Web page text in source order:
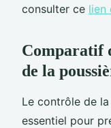
consulter ce lien
Comparatif
de la
Le contrôle de
essentiel pour